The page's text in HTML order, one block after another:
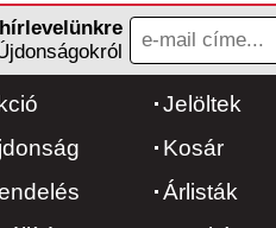
Jelöltek
Kosár
Árlisták